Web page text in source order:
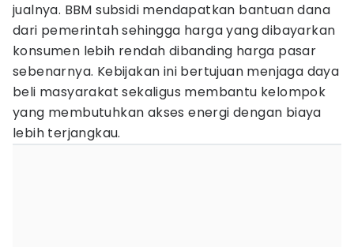
jualnya. BBM subsidi mendapatkan bantuan dana
dari pemerintah sehingga harga yang dibayarkan
konsumen lebih rendah dibanding harga pasar
sebenarnya. Kebijakan ini bertujuan menjaga daya
beli masyarakat sekaligus membantu kelompok
yang membutuhkan akses energi dengan biaya
lebih terjangkau.